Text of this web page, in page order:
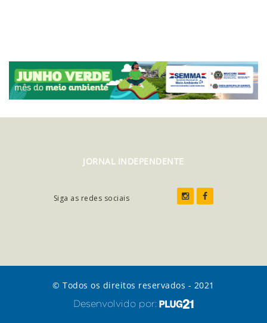
JORNAL INDEPENDENTE
Siga as redes sociais
© Todos os direitos reservados - 2021